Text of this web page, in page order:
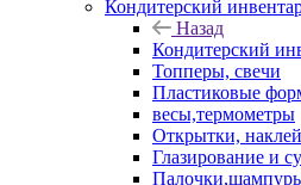
Кондитерский
Назад
Кондитерский
Топперы, свечи
Пластиковые
весы,термометры
Открытки,
Глазирование и